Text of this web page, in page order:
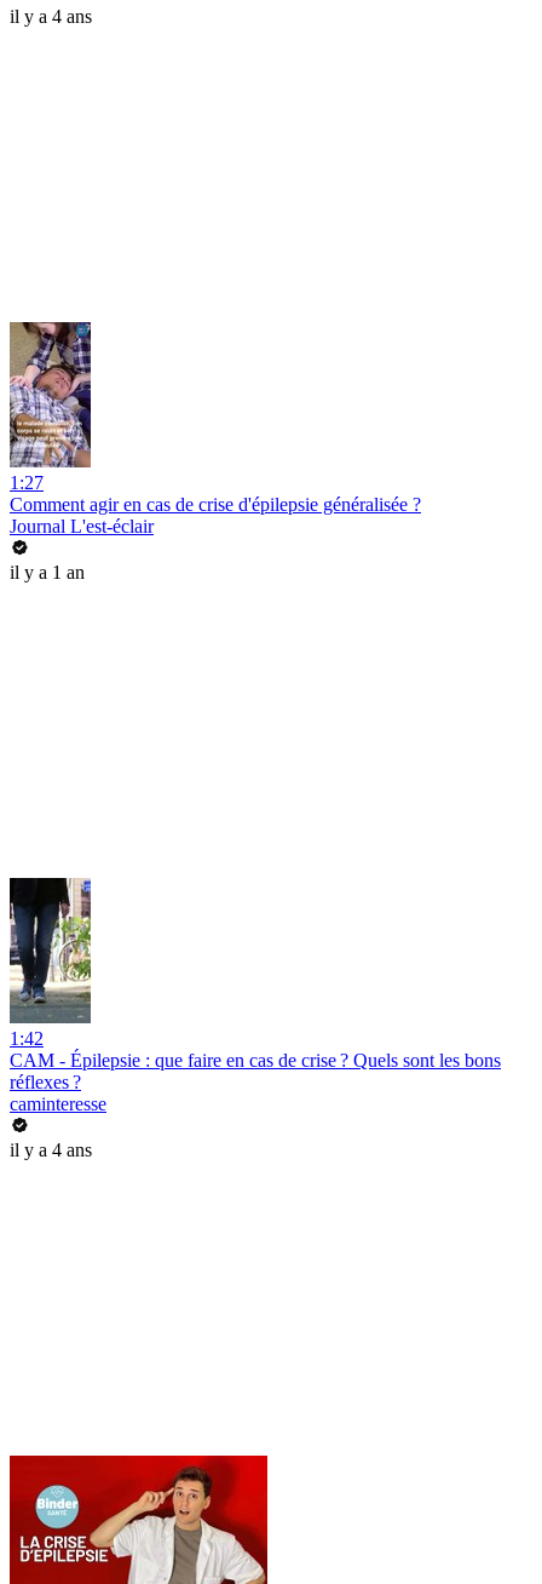
il y a 4 ans
1:27
Comment agir en cas de crise d'épilepsie généralisée ?
Journal L'est-éclair
il y a 1 an
1:42
CAM - Épilepsie : que faire en cas de crise ? Quels sont les bons
réflexes ?
caminteresse
il y a 4 ans